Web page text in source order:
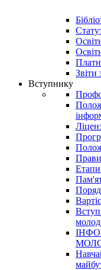
Звіти
Вступнику
Етапи
Вступ